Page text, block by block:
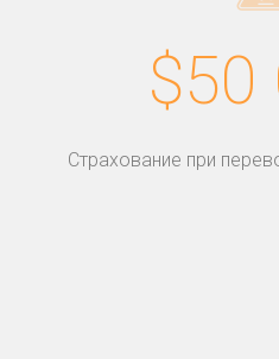
$50
Страхование при